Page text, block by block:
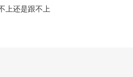
上还是跟不上